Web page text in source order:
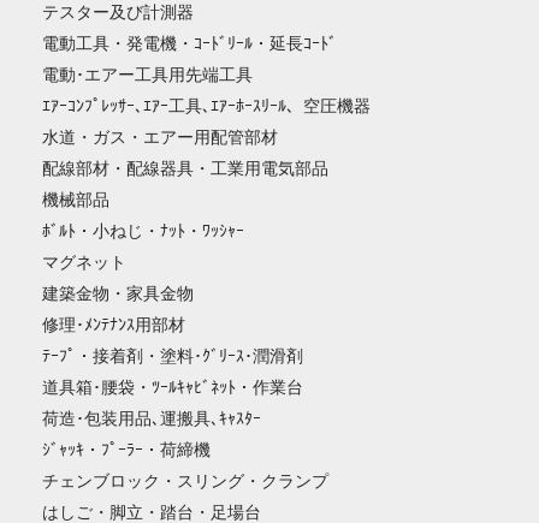
テスター及び計測器
電動工具・発電機・ｺｰﾄﾞﾘｰﾙ・延長ｺｰﾄﾞ
電動･エアー工具用先端工具
ｴｱｰｺﾝﾌﾟﾚｯｻｰ､ｴｱｰ工具､ｴｱｰﾎｰｽﾘｰﾙ、空圧機器
水道・ガス・エアー用配管部材
配線部材・配線器具・工業用電気部品
機械部品
ﾎﾞﾙﾄ・小ねじ・ﾅｯﾄ・ﾜｯｼｬｰ
マグネット
建築金物・家具金物
修理･ﾒﾝﾃﾅﾝｽ用部材
ﾃｰﾌﾟ・接着剤・塗料･ｸﾞﾘｰｽ･潤滑剤
道具箱･腰袋・ﾂｰﾙｷｬﾋﾞﾈｯﾄ・作業台
荷造･包装用品､運搬具､ｷｬｽﾀｰ
ｼﾞｬｯｷ・ﾌﾟｰﾗｰ・荷締機
チェンブロック・スリング・クランプ
はしご・脚立・踏台・足場台